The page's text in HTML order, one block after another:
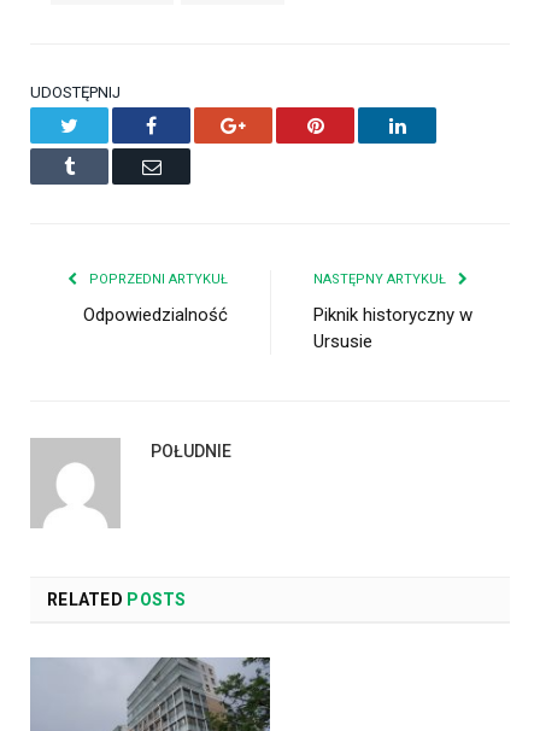
UDOSTĘPNIJ
Facebook Google+ Pinterest LinkedIn
Tumblr Email
POPRZEDNI ARTYKUŁ
Odpowiedzialność
NASTĘPNY ARTYKUŁ
Piknik historyczny w
Ursusie
POŁUDNIE
RELATED POSTS